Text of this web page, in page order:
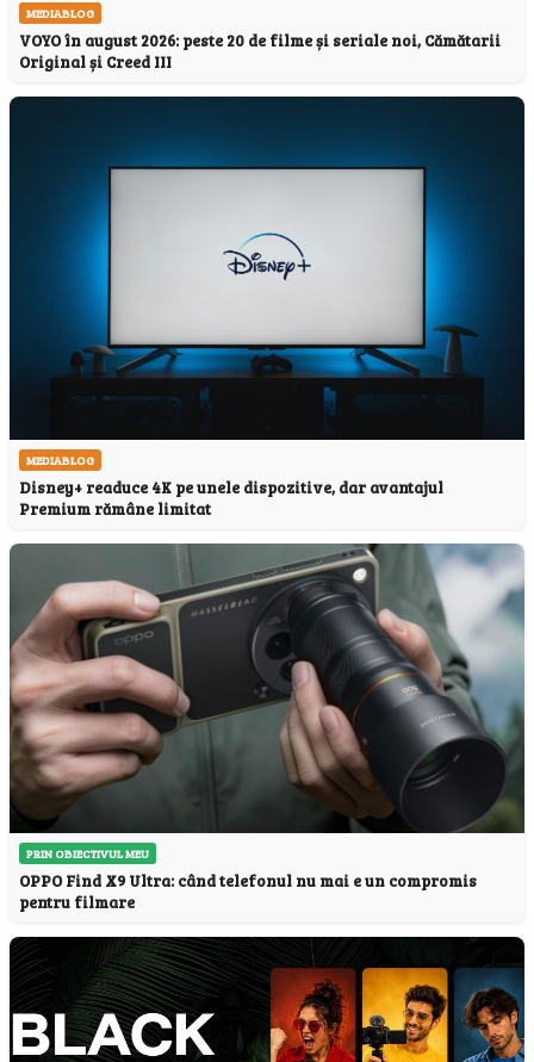
MEDIABLOG
VOYO în august 2026: peste 20 de filme și seriale noi, Cămătarii
Original și Creed III
MEDIABLOG
Disney+ readuce 4K pe unele dispozitive, dar avantajul
Premium rămâne limitat
PRIN OBIECTIVUL MEU
OPPO Find X9 Ultra: când telefonul nu mai e un compromis
pentru filmare